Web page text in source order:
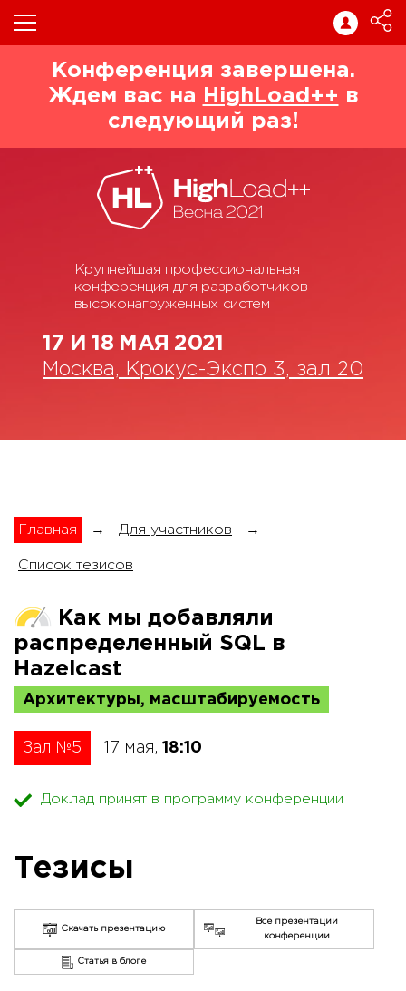
Конференция завершена.
Ждем вас на
HighLoad++ в
следующий раз!
Крупнейшая профессиональная
конференция для разработчиков
высоконагруженных систем
17 И 18 МАЯ 2021
Москва, Крокус-Экспо 3, зал 20
Главная → Для участников →
Список тезисов
Как мы добавляли
распределенный SQL в
Hazelcast
Архитектуры, масштабируемость
Зал №5 17 мая, 18:10
Доклад принят в программу конференции
Тезисы
Скачать презентацию
Все презентации
конференции
Статья в блоге